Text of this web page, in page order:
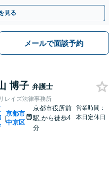
だわります。
見る
メールで面談予約
博子 弁護士
レイズ法律事務所
|
京都市
中京区
京都市役所前
駅 から徒歩4
分
営業時間：
本日定休日